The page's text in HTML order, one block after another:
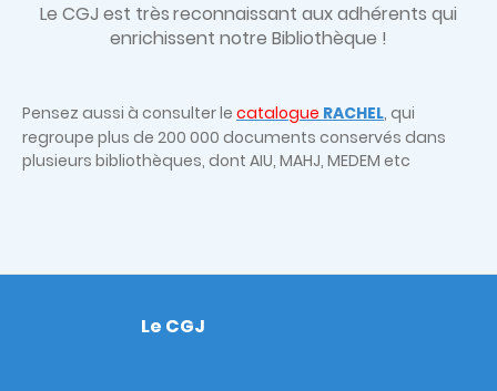
Le CGJ est trèsreconnaissant aux adhérents qui
enrichissent notre Bibliothèque !
Pensez aussi à consulter le catalogue RACHEL, qui
regroupe plus de 200 000 documents conservés dans
plusieurs bibliothèques, dont AIU, MAHJ, MEDEM etc
Footer
Le CGJ